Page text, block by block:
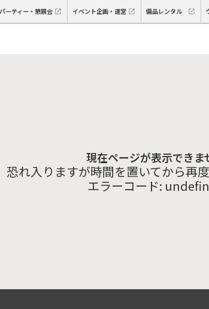
パーティー・懇親会 イベント企画・運営 備品レンタル
現在ページが表示できま
恐れ入りますが時間を置いてから再
エラーコード: